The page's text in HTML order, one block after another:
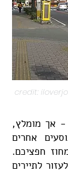
credit:
- אך מומלץ,
אחרים
חפציכם.
לתיירים